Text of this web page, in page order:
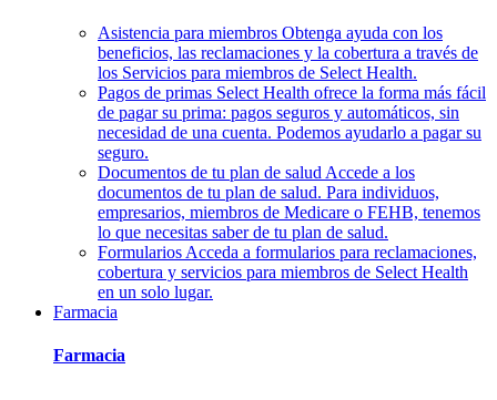
Asistencia para miembros Obtenga ayuda con los
beneficios, las reclamaciones y la cobertura a través de
los Servicios para miembros de Select Health.
Pagos de primas Select Health ofrece la forma más fácil
de pagar su prima: pagos seguros y automáticos, sin
necesidad de una cuenta. Podemos ayudarlo a pagar su
seguro.
Documentos de tu plan de salud Accede a los
documentos de tu plan de salud. Para individuos,
empresarios, miembros de Medicare o FEHB, tenemos
lo que necesitas saber de tu plan de salud.
Formularios Acceda a formularios para reclamaciones,
cobertura y servicios para miembros de Select Health
en un solo lugar.
Farmacia
Farmacia